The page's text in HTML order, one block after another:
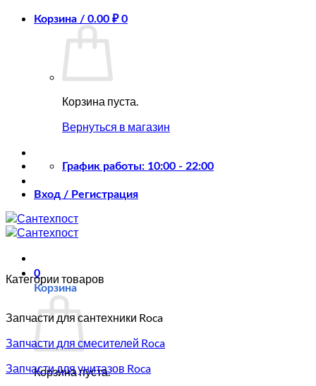
Корзина / 0.00 ₽ 0
Корзина пуста.
Вернуться в магазин
График работы: 10:00 - 22:00
Вход / Регистрация
0
Корзина
Корзина пуста.
Категории товаров
Запчасти для сантехники Roca
Запчасти для смесителей Roca
Запчасти для унитазов Roca